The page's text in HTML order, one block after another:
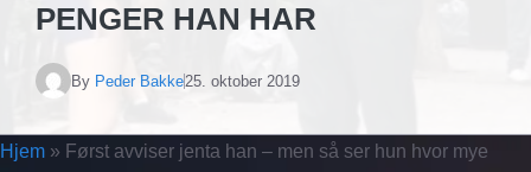
PENGER HAN HAR
By Peder Bakke25. oktober 2019
Hjem » Først avviser jenta han – men så ser hun hvor mye